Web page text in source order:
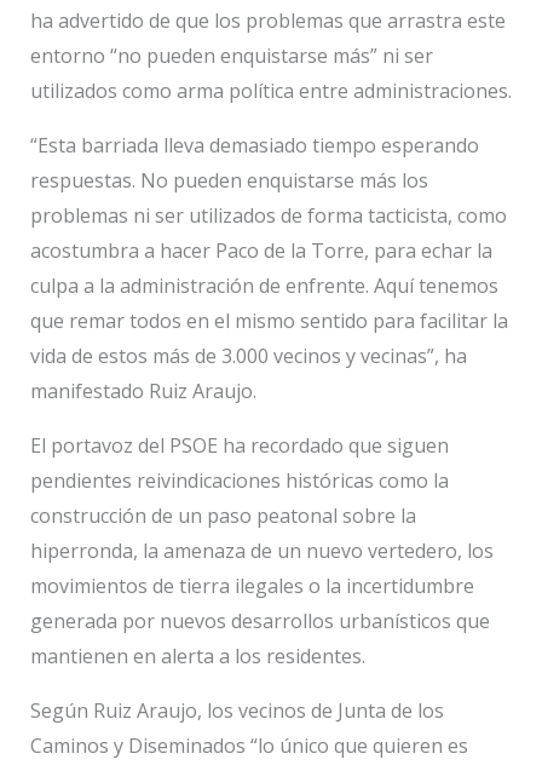
ha advertido de que los problemas que arrastra este
entorno “no pueden enquistarse más” ni ser
utilizados como arma política entre administraciones.
“Esta barriada lleva demasiado tiempo esperando
respuestas. No pueden enquistarse más los
problemas ni ser utilizados de forma tacticista, como
acostumbra a hacer Paco de la Torre, para echar la
culpa a la administración de enfrente. Aquí tenemos
que remar todos en el mismo sentido para facilitar la
vida de estos más de 3.000 vecinos y vecinas”, ha
manifestado Ruiz Araujo.
El portavoz del PSOE ha recordado que siguen
pendientes reivindicaciones históricas como la
construcción de un paso peatonal sobre la
hiperronda, la amenaza de un nuevo vertedero, los
movimientos de tierra ilegales o la incertidumbre
generada por nuevos desarrollos urbanísticos que
mantienen en alerta a los residentes.
Según Ruiz Araujo, los vecinos de Junta de los
Caminos y Diseminados “lo único que quieren es